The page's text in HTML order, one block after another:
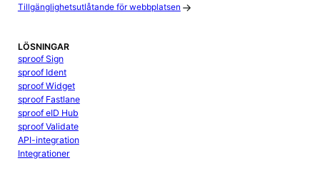
Tillgänglighetsutlåtande för webbplatsen
LÖSNINGAR
sproof Sign
sproof Ident
sproof Widget
sproof Fastlane
sproof eID Hub
sproof Validate
API-integration
Integrationer